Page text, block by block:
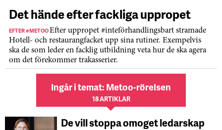
Det hände efter fackliga uppropet
EFTER #METOOEfter uppropet #inteförhandlingsbart stramade
Hotell- och restaurangfacket upp sina rutiner. Exempelvis
ska de som leder en facklig utbildning veta hur de ska agera
om det förekommer trakasserier.
Ingår i temat: Metoo-rörelsen
18 ARTIKLAR
De vill stoppa omoget ledarskap